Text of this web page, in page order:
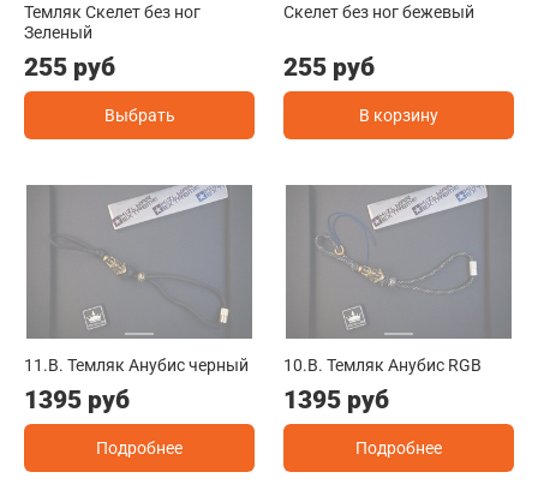
Темляк Скелет без ног
Зеленый
255 руб
Выбрать
Скелет без ног бежевый
255 руб
В корзину
11.B. Темляк Анубис черный
1395 руб
Подробнее
10.B. Темляк Анубис RGB
1395 руб
Подробнее